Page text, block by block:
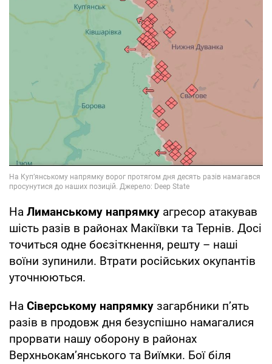
На Лиманському напрямку агресор атакував
шість разів в районах Макіївки та Тернів. Досі
точиться одне боєзіткнення, решту – наші
воїни зупинили. Втрати російських окупантів
уточнюються.
На Сіверському напрямку загарбники п’ять
разів в продовж дня безуспішно намагалися
прорвати нашу оборону в районах
Верхньокам’янського та Виїмки. Бої біля